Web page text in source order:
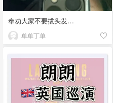
奉劝大家不要拔头发…
单单丁单